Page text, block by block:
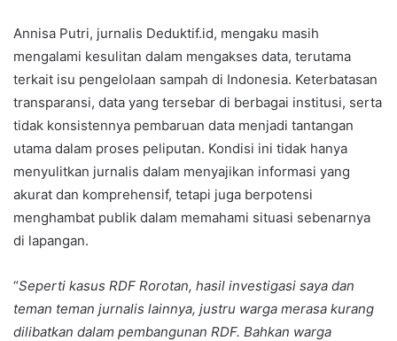
Annisa Putri, jurnalis Deduktif.id, mengaku masih
mengalami kesulitan dalam mengakses data, terutama
terkait isu pengelolaan sampah di Indonesia. Keterbatasan
transparansi, data yang tersebar di berbagai institusi, serta
tidak konsistennya pembaruan data menjadi tantangan
utama dalam proses peliputan. Kondisi ini tidak hanya
menyulitkan jurnalis dalam menyajikan informasi yang
akurat dan komprehensif, tetapi juga berpotensi
menghambat publik dalam memahami situasi sebenarnya
di lapangan.
“Seperti kasus RDF Rorotan, hasil investigasi saya dan
teman teman jurnalis lainnya, justru warga merasa kurang
dilibatkan dalam pembangunan RDF. Bahkan warga